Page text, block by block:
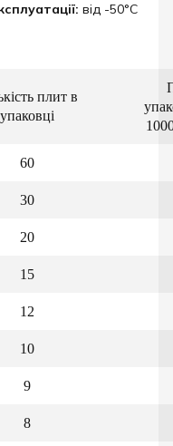
від -50°C
плит в
упаковці
60
30
20
15
12
10
9
8